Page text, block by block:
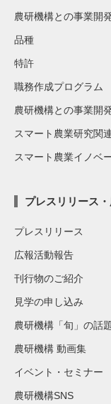
農研機構との事業開
品種
特許
職務作成プログラム
農研機構との事業開
スマート農業研究関
スマート農業イノベ
プレスリリース
プレスリリース
広報活動報告
刊行物のご紹介
見学の申し込み
農研機構「旬」の話題
農研機構 動画集
イベント・セミナー
農研機構SNS